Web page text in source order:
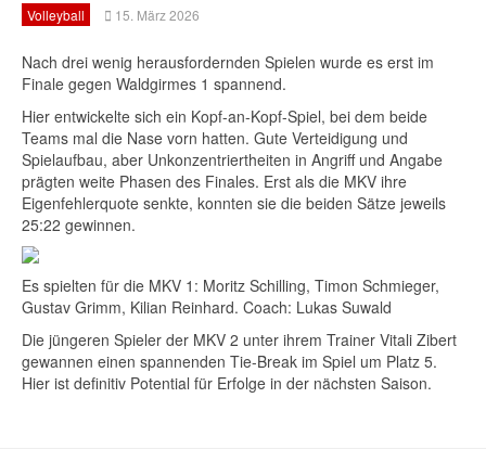
Volleyball 15. März 2026
Nach drei wenig herausfordernden Spielen wurde es erst im
Finale gegen Waldgirmes 1 spannend.
Hier entwickelte sich ein Kopf-an-Kopf-Spiel, bei dem beide
Teams mal die Nase vorn hatten. Gute Verteidigung und
Spielaufbau, aber Unkonzentriertheiten in Angriff und Angabe
prägten weite Phasen des Finales. Erst als die MKV ihre
Eigenfehlerquote senkte, konnten sie die beiden Sätze jeweils
25:22 gewinnen.
Es spielten für die MKV 1: Moritz Schilling, Timon Schmieger,
Gustav Grimm, Kilian Reinhard. Coach: Lukas Suwald
Die jüngeren Spieler der MKV 2 unter ihrem Trainer Vitali Zibert
gewannen einen spannenden Tie-Break im Spiel um Platz 5.
Hier ist definitiv Potential für Erfolge in der nächsten Saison.